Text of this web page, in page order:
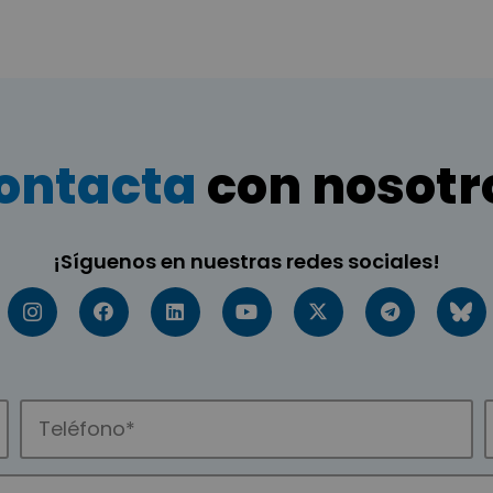
con
¡Síguenos en nuestras redes sociales!